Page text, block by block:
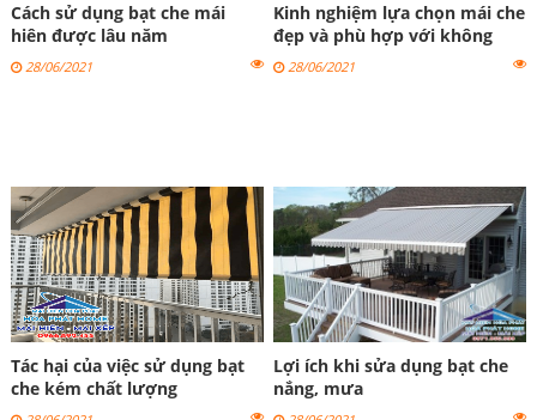
Cách sử dụng bạt che mái
hiên được lâu năm
28/06/2021
Kinh nghiệm lựa chọn mái che
đẹp và phù hợp với không
gian
28/06/2021
Tác hại của việc sử dụng bạt
che kém chất lượng
Lợi ích khi sửa dụng bạt che
nắng, mưa